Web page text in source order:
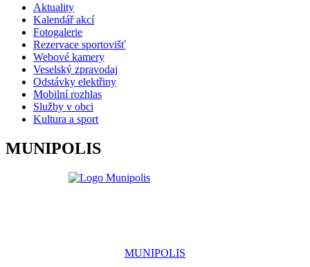
Aktuality
Kalendář akcí
Fotogalerie
Rezervace sportovišť
Webové kamery
Veselský zpravodaj
Odstávky elektřiny
Mobilní rozhlas
Služby v obci
Kultura a sport
MUNIPOLIS
MUNIPOLIS